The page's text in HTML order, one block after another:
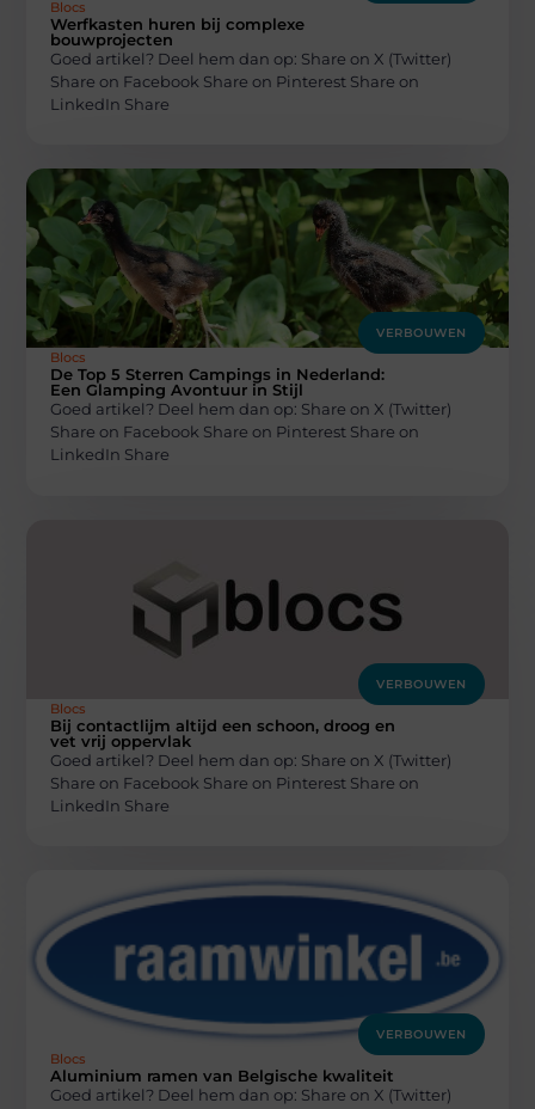
Blocs
Werfkasten huren bij complexe
bouwprojecten
Goed artikel? Deel hem dan op: Share on X (Twitter)
Share on Facebook Share on Pinterest Share on
LinkedIn Share
VERBOUWEN
Blocs
De Top 5 Sterren Campings in Nederland:
Een Glamping Avontuur in Stijl
Goed artikel? Deel hem dan op: Share on X (Twitter)
Share on Facebook Share on Pinterest Share on
LinkedIn Share
VERBOUWEN
Blocs
Bij contactlijm altijd een schoon, droog en
vet vrij oppervlak
Goed artikel? Deel hem dan op: Share on X (Twitter)
Share on Facebook Share on Pinterest Share on
LinkedIn Share
VERBOUWEN
Blocs
Aluminium ramen van Belgische kwaliteit
Goed artikel? Deel hem dan op: Share on X (Twitter)